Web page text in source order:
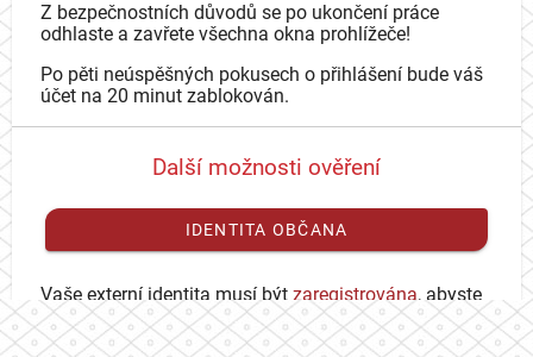
Z bezpečnostních důvodů se po ukončení práce
odhlaste a zavřete všechna okna prohlížeče!
Po pěti neúspěšných pokusech o přihlášení bude váš
účet na 20 minut zablokován.
Další možnosti ověření
IDENTITA OBČANA
Vaše externí identita musí být zaregistrována, abyste
se mohli přihlásit ke svému CAS účtu.